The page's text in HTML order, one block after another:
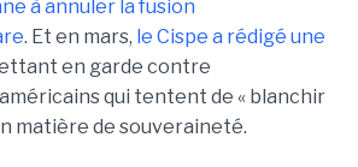
à annuler la fusion
. Et en mars, le Cispe a rédigé une
en garde contre
qui tentent de « blanchir
matière de souveraineté.